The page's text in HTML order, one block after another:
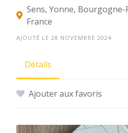
Sens, Yonne, Bourgogne-
France
AJOUTÉ LE 28 NOVEMBRE 2024
Détails
Ajouter aux favoris